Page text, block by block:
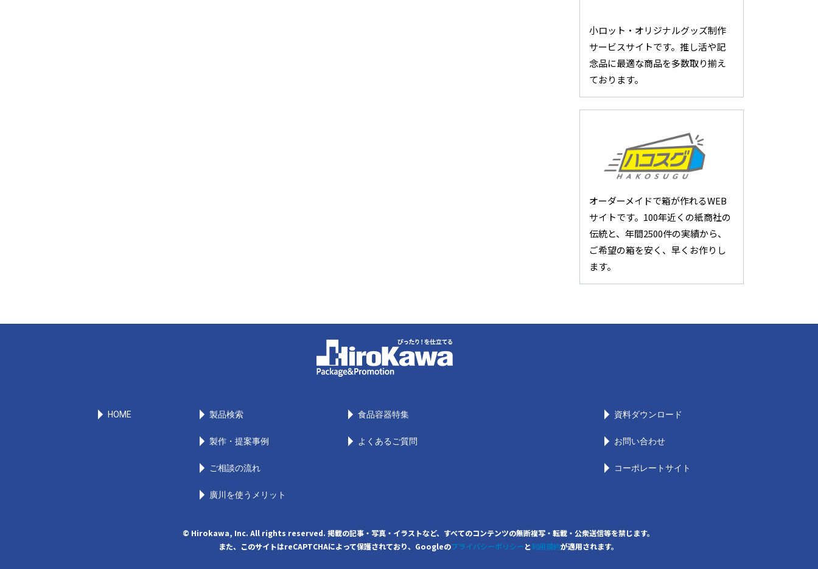
小ロット・オリジナルグッズ制作
サービスサイトです。推し活や記
念品に最適な商品を多数取り揃え
ております。
オーダーメイドで箱が作れるWEB
サイトです。100年近くの紙商社の
伝統と、年間2500件の実績から、
ご希望の箱を安く、早くお作りし
ます。
HOME 製品検索
製作・提案事例
ご相談の流れ
廣川を使うメリット
食品容器特集
よくあるご質問
資料ダウンロード
お問い合わせ
コーポレートサイト
© Hirokawa, Inc. All rights reserved. 掲載の記事・写真・イラストなど、すべてのコンテンツの無断複写・転載・公衆送信等を禁じます。
また、このサイトはreCAPTCHAによって保護されており、Googleのプライバシーポリシーと利用規約が適用されます。